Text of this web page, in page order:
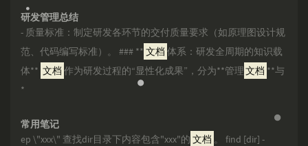
研发管理总结
- 质量标准：制定研发各环节的交付质量要求（如原理图设计规
范、代码编写标准）。 ### ** 文档 体系：研发全周期的知识载
体** 文档 作为研发过程的“显性化成果”，分为**管理文档 **与
*
常用笔记
ep \"xxx\" 查找dir目录下内容包含"xxx"的 文档 。 find [dir] -